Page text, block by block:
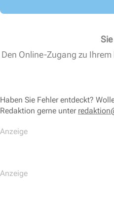
Den Online-Zugang zu
Haben Sie Fehler entdeckt?
Redaktion gerne unter